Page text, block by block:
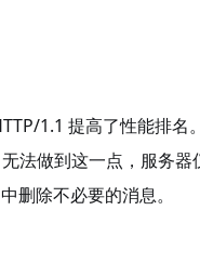
1.1 提高了性能排名
法做到这一点，服务器
删除不必要的消息。